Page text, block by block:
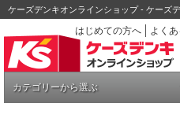
ケーズデンキオンラインショップ - ケーズ
はじめての方へ
よく
カテゴリーから選ぶ